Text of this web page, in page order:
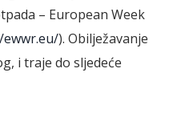
– European Week
). Obilježavanje
i traje do sljedeće